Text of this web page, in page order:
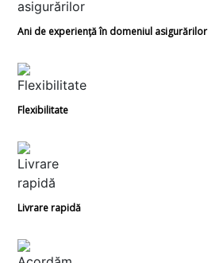
Ani de experiență în domeniul asigurărilor
Flexibilitate
Livrare rapidă